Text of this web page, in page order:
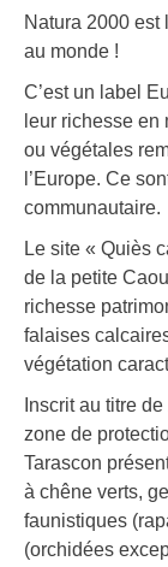
Natura 2000 est
au monde !
C’est un label
leur richesse
ou végétales
l’Europe. Ce
communautaire.
Le site « Quiès
de la petite
richesse
falaises
végétation
Inscrit au titre
zone de
Tarascon
à chêne verts,
faunistiques
(orchidées